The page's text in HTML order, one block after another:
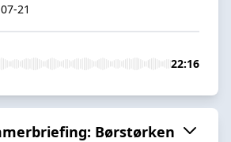
21
22:16
Børstørken